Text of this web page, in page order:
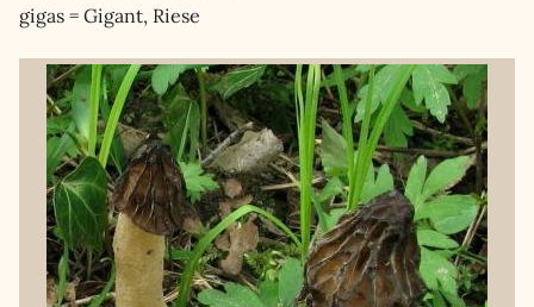
gigas = Gigant, Riese